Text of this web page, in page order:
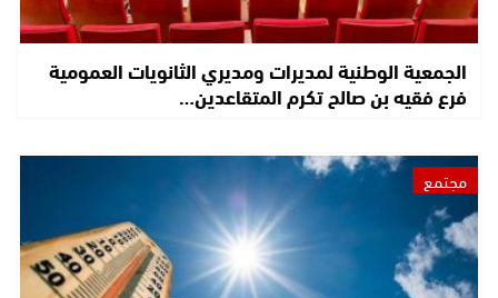
الجمعية الوطنية لمديرات ومديري الثانويات العمومية
فرع فقيه بن صالح تكرم المتقاعدين…
مجتمع